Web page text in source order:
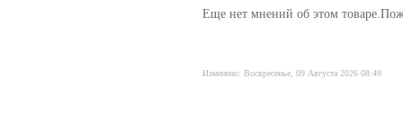
Еще нет мнений об этом
Изменено: Воскресенье, 09 Августа 2026 08:49